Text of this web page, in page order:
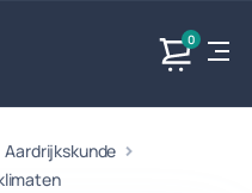
0
Producten
Aardrijkskunde